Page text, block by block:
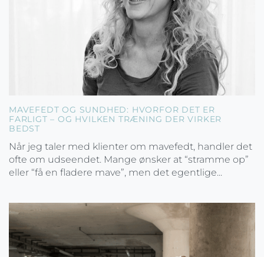
MAVEFEDT OG SUNDHED: HVORFOR DET ER
FARLIGT – OG HVILKEN TRÆNING DER VIRKER
BEDST
Når jeg taler med klienter om mavefedt, handler det
ofte om udseendet. Mange ønsker at “stramme op”
eller “få en fladere mave”, men det egentlige...